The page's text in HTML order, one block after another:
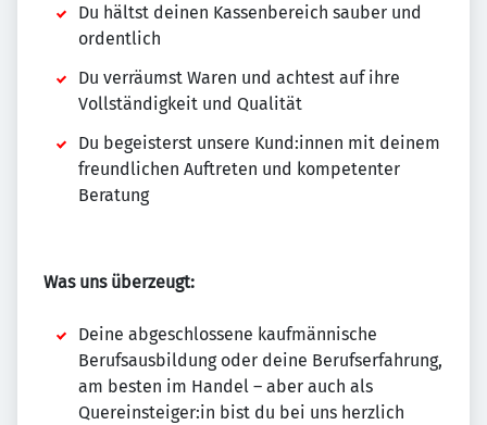
Du hältst deinen Kassenbereich sauber und
ordentlich
Du verräumst Waren und achtest auf ihre
Vollständigkeit und Qualität
Du begeisterst unsere Kund:innen mit deinem
freundlichen Auftreten und kompetenter
Beratung
Was uns überzeugt:
Deine abgeschlossene kaufmännische
Berufsausbildung oder deine Berufserfahrung,
am besten im Handel – aber auch als
Quereinsteiger:in bist du bei uns herzlich